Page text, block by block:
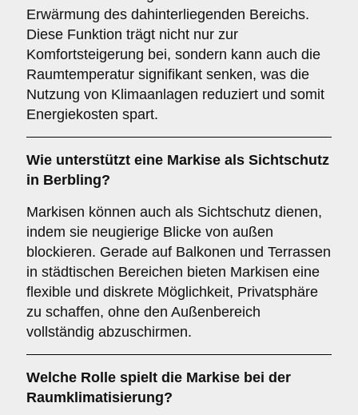
Erwärmung des dahinterliegenden Bereichs.
Diese Funktion trägt nicht nur zur
Komfortsteigerung bei, sondern kann auch die
Raumtemperatur signifikant senken, was die
Nutzung von Klimaanlagen reduziert und somit
Energiekosten spart.
Wie unterstützt eine Markise als Sichtschutz
in Berbling?
Markisen können auch als Sichtschutz dienen,
indem sie neugierige Blicke von außen
blockieren. Gerade auf Balkonen und Terrassen
in städtischen Bereichen bieten Markisen eine
flexible und diskrete Möglichkeit, Privatsphäre
zu schaffen, ohne den Außenbereich
vollständig abzuschirmen.
Welche Rolle spielt die Markise bei der
Raumklimatisierung?